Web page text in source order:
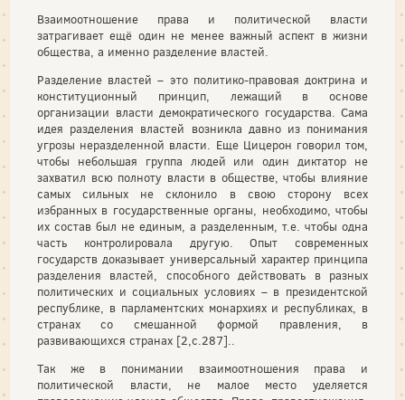
Взаимоотношение права и политической власти
затрагивает ещё один не менее важный аспект в жизни
общества, а именно разделение властей.
Разделение властей – это политико-правовая доктрина и
конституционный принцип, лежащий в основе
организации власти демократического государства. Сама
идея разделения властей возникла давно из понимания
угрозы неразделенной власти. Еще Цицерон говорил том,
чтобы небольшая группа людей или один диктатор не
захватил всю полноту власти в обществе, чтобы влияние
самых сильных не склонило в свою сторону всех
избранных в государственные органы, необходимо, чтобы
их состав был не единым, а разделенным, т.е. чтобы одна
часть контролировала другую. Опыт современных
государств доказывает универсальный характер принципа
разделения властей, способного действовать в разных
политических и социальных условиях – в президентской
республике, в парламентских монархиях и республиках, в
странах со смешанной формой правления, в
развивающихся странах [2,с.287]..
Так же в понимании взаимоотношения права и
политической власти, не малое место уделяется